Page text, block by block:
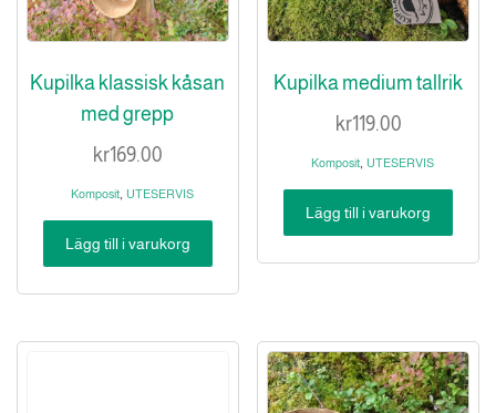
Kupilka klassisk kåsan
med grepp
kr169.00
Komposit, UTESERVIS
Lägg till i varukorg
Kupilka medium tallrik
kr119.00
Komposit UTESERVIS
Lägg till i varukorg